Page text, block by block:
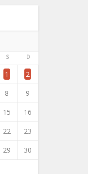
S D
1 2
8 9
15 16
22 23
29 30